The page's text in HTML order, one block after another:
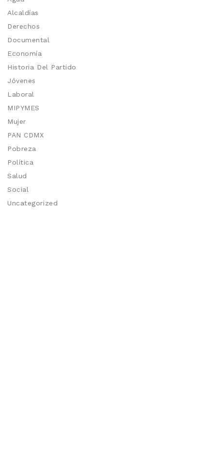
Alcaldías
Derechos
Documental
Economía
Historia Del Partido
Jóvenes
Laboral
MIPYMES
Mujer
PAN CDMX
Pobreza
Política
Salud
Social
Uncategorized